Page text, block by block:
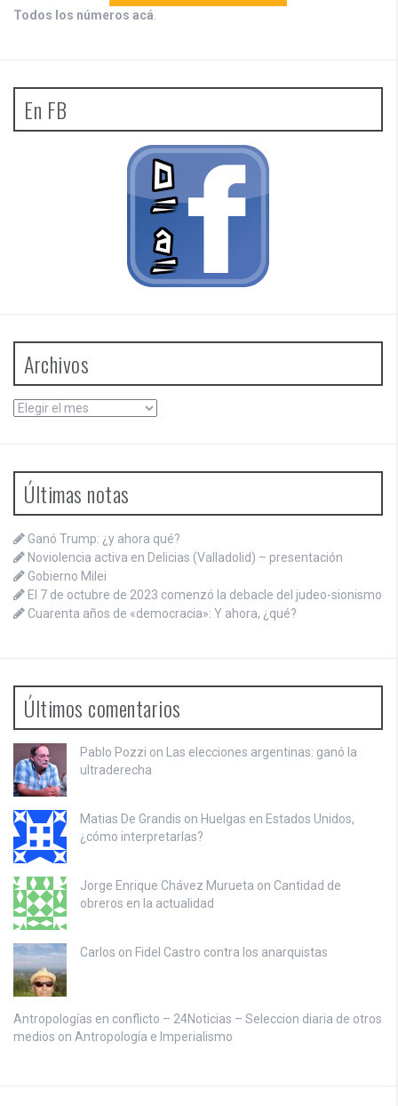
Todos los números acá
En FB
Archivos
Archivos
Últimas notas
Ganó Trump: ¿y ahora qué?
Noviolencia activa en Delicias (Valladolid) – presentación
Gobierno Milei
El 7 de octubre de 2023 comenzó la debacle del judeo-sionismo
Cuarenta años de «democracia»: Y ahora, ¿qué?
Últimos comentarios
Pablo Pozzi on
Las elecciones argentinas: ganó la
ultraderecha
Matias De Grandis on Huelgas en Estados Unidos,
¿cómo interpretarlas?
Jorge Enrique Chávez Murueta on Cantidad de
obreros en la actualidad
Carlos on Fidel Castro contra los anarquistas
Antropologías en conflicto – 24Noticias – Seleccion diaria de otros
medios on Antropología e Imperialismo